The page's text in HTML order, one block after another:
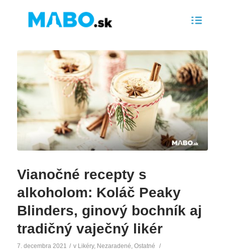
Vianočné recepty s
alkoholom: Koláč Peaky
Blinders, ginový bochník aj
tradičný vaječný likér
7. decembra 2021 / v Likéry, Nezaradené Ostatné /